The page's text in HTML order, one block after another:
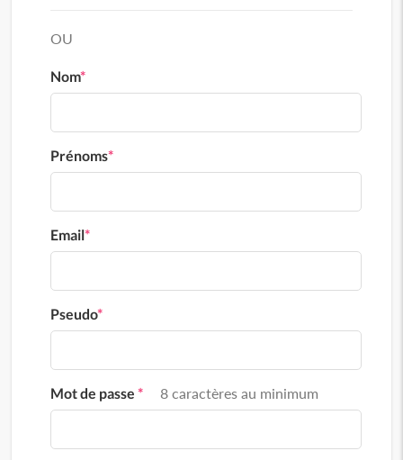
OU
Nom*
Prénoms*
Email*
Pseudo*
Mot de passe * 8 caractères au minimum